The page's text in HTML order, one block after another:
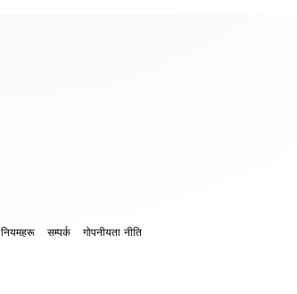
नियमहरू सम्पर्क गोपनीयता नीति